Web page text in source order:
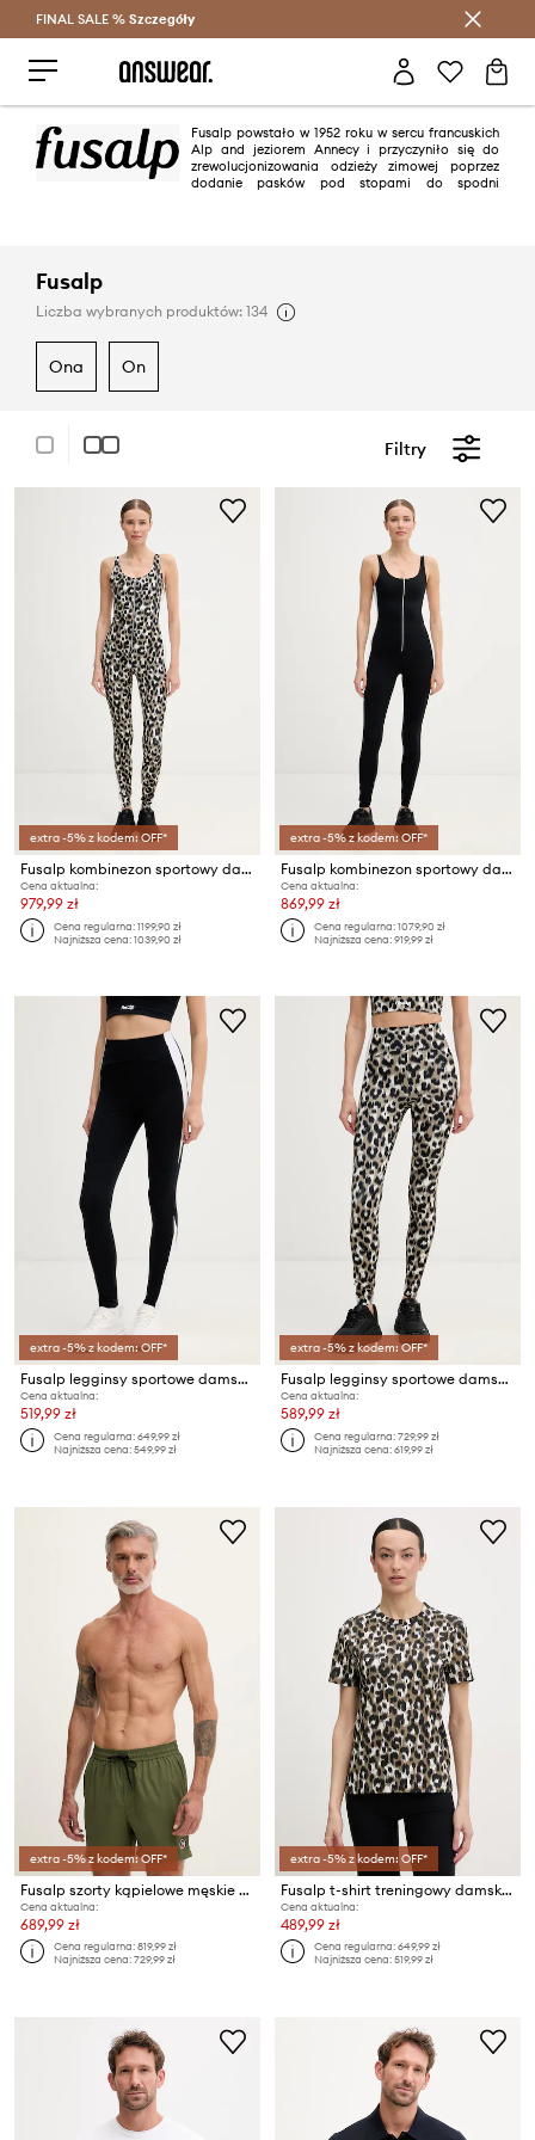
Oszczędzaj z Answear Club >
FINAL SALE % Szczegóły
Fusalp powstało w 1952 roku w sercu francuskich
Alp and jeziorem Annecy i przyczyniło się do
zrewolucjonizowania odzieży zimowej poprzez
dodanie pasków pod stopami do spodni
krajach.
Fusalp
Liczba wybranych produktów: 134
ona on
Filtry
extra -5% z kodem: OFF*
Fusalp kombinezon sportowy damski BIARRITA LEO
Cena aktualna:
979,99 zł
Cena regularna:1199,90 zł
Najniższa cena:1039,90 zł
extra -5% z kodem: OFF*
Fusalp kombinezon sportowy damski BIARRITA
Cena aktualna:
869,99 zł
Cena regularna:1079,90 zł
Najniższa cena:919,99 zł
extra -5% z kodem: OFF*
Fusalp legginsy sportowe damskie BIARRIS
Cena aktualna:
519,99 zł
Cena regularna:649,99 zł
Najniższa cena:549,99 zł
extra -5% z kodem: OFF*
Fusalp legginsy sportowe damskie BIARRIS LEO
Cena aktualna:
589,99 zł
Cena regularna:729,99 zł
Najniższa cena:619,99 zł
extra -5% z kodem: OFF*
Fusalp szorty kąpielowe męskie HALFI
Cena aktualna:
689,99 zł
Cena regularna:819,99 zł
Najniższa cena:729,99 zł
extra -5% z kodem: OFF*
Fusalp t-shirt treningowy damski bawełniany TALIXE LEO
Cena aktualna:
489,99 zł
Cena regularna:649,99 zł
Najniższa cena:519,99 zł